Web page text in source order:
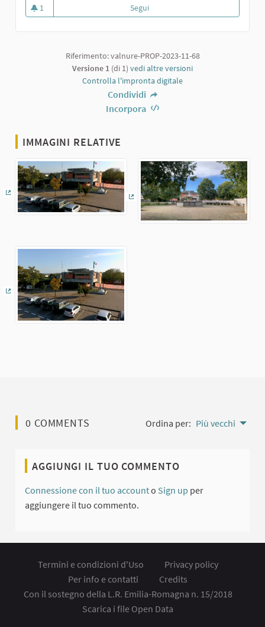
1
1 sostenitori
Segui
Riferimento: valnure-PROP-2023-11-68
Versione 1 (di 1) vedi altre versioni
Controlla l'impronta digitale
Condividi
Incorpora
IMMAGINI RELATIVE
(Collegamento esterno) (Collegamento esterno)
(Collegamento esterno)
0 COMMENTS Ordina per: Più vecchi
AGGIUNGI IL TUO COMMENTO
Connessione con il tuo accounto Sign up per
aggiungere il tuo commento.
Termini e condizioni d'Uso
Privacy policy
Per info e contatti
Credits
Con il sostegno della L.R. Emilia-Romagna n. 15/2018
Scarica i file Open Data